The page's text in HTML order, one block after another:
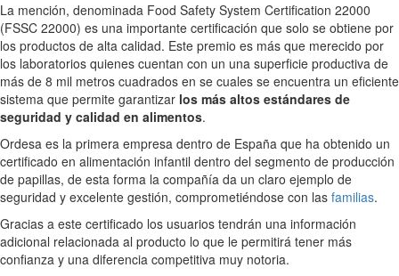
La mención, denominada Food Safety System Certification 22000
(FSSC 22000) es una importante certificación que solo se obtiene por
los productos de alta calidad. Este premio es más que merecido por
los laboratorios quienes cuentan con un una superficie productiva de
más de 8 mil metros cuadrados en se cuales se encuentra un eficiente
sistema que permite garantizar los más altos estándares de
seguridad y calidad en alimentos.
Ordesa es la primera empresa dentro de España que ha obtenido un
certificado en alimentación infantil dentro del segmento de producción
de papillas, de esta forma la compañía da un claro ejemplo de
seguridad y excelente gestión, comprometiéndose con las familias.
Gracias a este certificado los usuarios tendrán una información
adicional relacionada al producto lo que le permitirá tener más
confianza y una diferencia competitiva muy notoria.